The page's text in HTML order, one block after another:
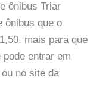
ônibus Triar
ônibus que o
mais para que
pode entrar em
no site da